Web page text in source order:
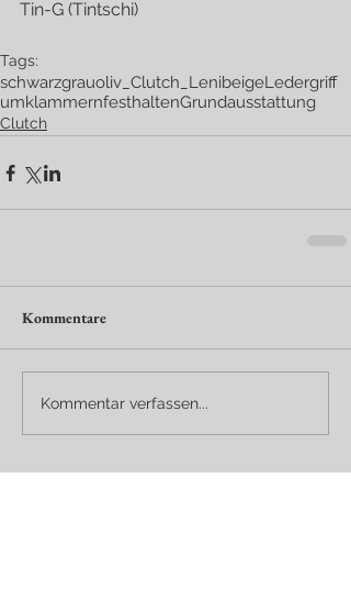
Tin-G (Tintschi)
Tags:
schwarzgrauoliv _Clutch _LenibeigeLedergriff
umklammernfesthaltenGrundausstattung
Clutch
Kommentare
Kommentar verfassen...